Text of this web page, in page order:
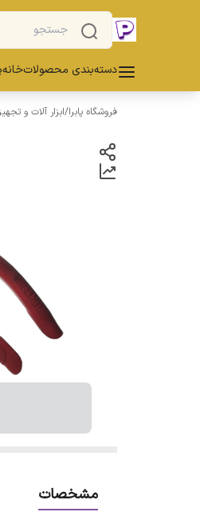
دسته‌بندی محصولاتخانه
فروشگاه پابرا/ابزار آلات و
مشخصات